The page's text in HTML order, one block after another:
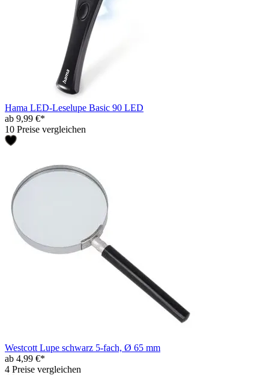
Hama LED-Leselupe Basic 90 LED
ab 9,99 €*
10 Preise vergleichen
Westcott Lupe schwarz 5-fach, Ø 65 mm
ab 4,99 €*
4 Preise vergleichen